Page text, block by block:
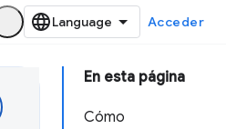
Acceder
En esta página
Cómo